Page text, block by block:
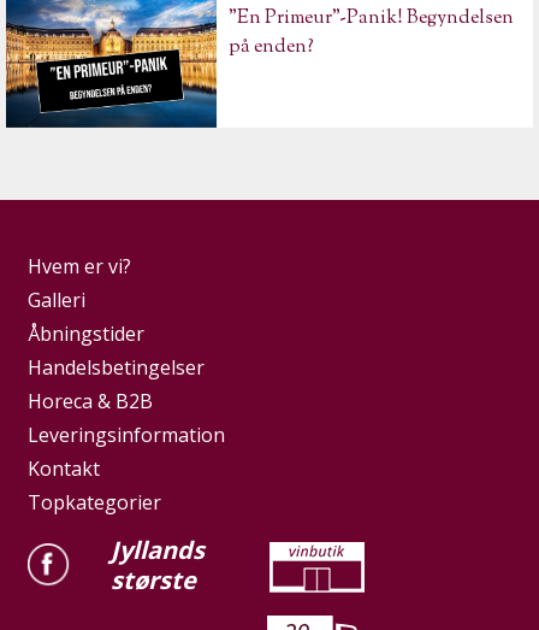
"En Primeur"-Panik! Begyndelsen
på enden?
Hvem er vi?
Galleri
Åbningstider
Handelsbetingelser
Horeca & B2B
Leveringsinformation
Kontakt
Topkategorier
Jyllands
største